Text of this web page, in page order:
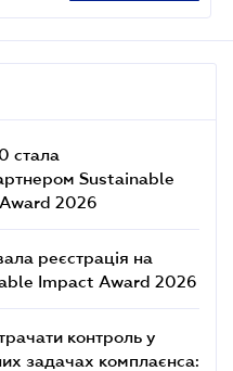
стала
Sustainable
2026
реєстрація на
Impact Award 2026
контроль у
задачах комплаєнса: